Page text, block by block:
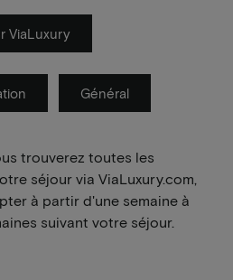
ViaLuxury
Général
trouverez toutes les
séjour via ViaLuxury.com,
à partir d'une semaine à
suivant votre séjour.